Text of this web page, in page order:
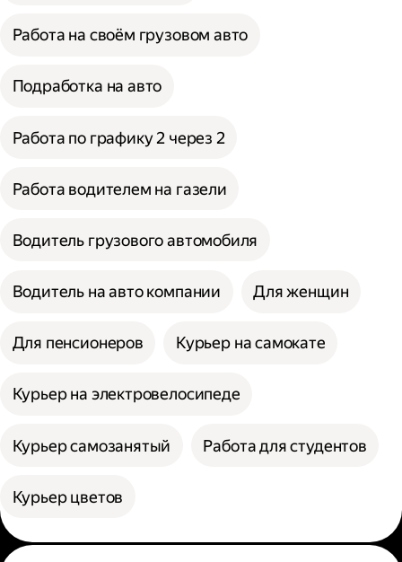
Работа на своём грузовом авто
Подработка на авто
Работа по графику 2 через 2
Работа водителем на газели
Водитель грузового автомобиля
Водитель на авто компании Для женщин
Для пенсионеров Курьер на самокате
Курьер на электровелосипеде
Курьер самозанятый Работа для студентов
Курьер цветов